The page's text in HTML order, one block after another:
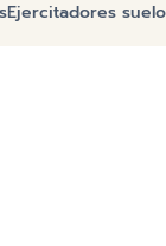
Ejercitadores